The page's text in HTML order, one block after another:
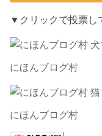
▼クリックで投票し
にほんブログ村
にほんブログ村